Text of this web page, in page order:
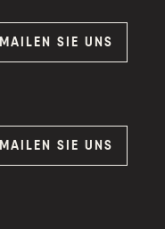
MAILEN SIE UNS
MAILEN SIE UNS